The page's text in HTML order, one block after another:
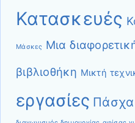
Κατασκευές
Μάσκες
Μια
βιβλιοθήκη Μικτή
εργασίες Πάσχα